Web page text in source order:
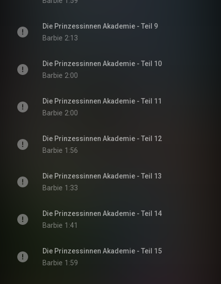
Die Prinzessinnen Akademie - Teil 9
Barbie 2:13
Die Prinzessinnen Akademie - Teil 10
Barbie 2:00
Die Prinzessinnen Akademie - Teil 11
Barbie 2:00
Die Prinzessinnen Akademie - Teil 12
Barbie 1:56
Die Prinzessinnen Akademie - Teil 13
Barbie 1:33
Die Prinzessinnen Akademie - Teil 14
Barbie 1:41
Die Prinzessinnen Akademie - Teil 15
Barbie 1:59